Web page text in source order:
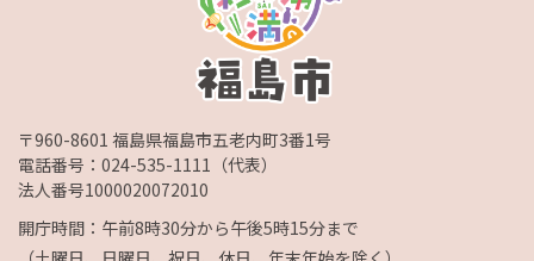
〒960-8601 福島県福島市五老内町3番1号
電話番号： 024-535-1111 （代表）
法人番号1000020072010
開庁時間：午前8時30分から午後5時15分まで